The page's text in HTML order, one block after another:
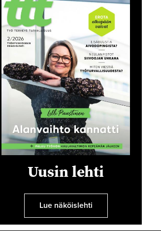
Uusin lehti
Lue näköislehti